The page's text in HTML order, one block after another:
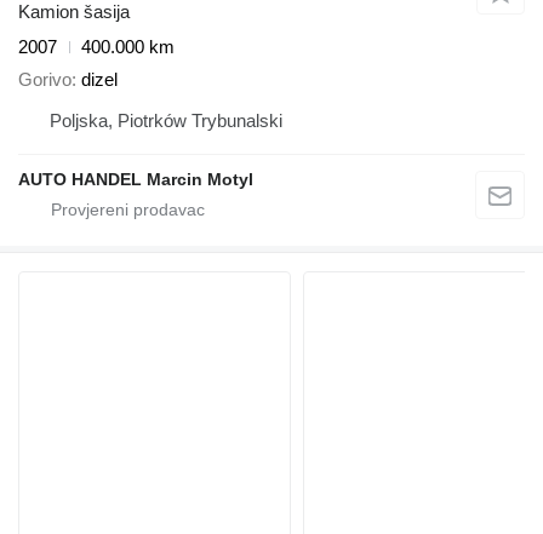
Kamion šasija
2007
400.000 km
Gorivo dizel
Poljska, Piotrków Trybunalski
AUTO HANDEL Marcin Motyl